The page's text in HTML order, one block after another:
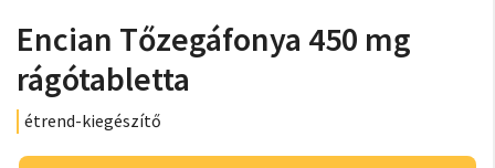
Encian Tőzegáfonya 450 mg
rágótabletta
étrend-kiegészítő